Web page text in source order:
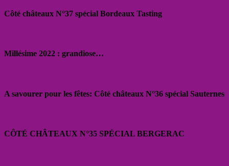
Côté châteaux N°37 spécial Bordeaux Tasting
Millésime 2022 : grandiose…
A savourer pour les fêtes: Côté châteaux N°36 spécial Sauternes
CÔTÉ CHÂTEAUX N°35 SPÉCIAL BERGERAC